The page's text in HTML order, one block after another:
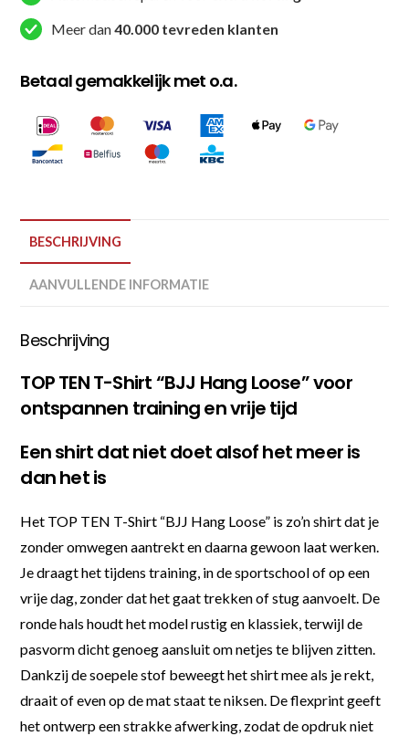
aantalMeer dan40.000 tevreden klanten
Betaal gemakkelijk met o.a.
BESCHRIJVING
AANVULLENDE INFORMATIE
Beschrijving
TOP TEN T-Shirt “BJJ Hang Loose” voor
ontspannen training en vrije tijd
Een shirt dat niet doet alsof het meer is
dan het is
Het TOP TEN T-Shirt “BJJ Hang Loose” is zo’n shirt dat je
zonder omwegen aantrekt en daarna gewoon laat werken.
Je draagt het tijdens training, in de sportschool of op een
vrije dag, zonder dat het gaat trekken of stug aanvoelt. De
ronde hals houdt het model rustig en klassiek, terwijl de
pasvorm dicht genoeg aansluit om netjes te blijven zitten.
Dankzij de soepele stof beweegt het shirt mee als je rekt,
draait of even op de mat staat te niksen. De flexprint geeft
het ontwerp een strakke afwerking, zodat de opdruk niet